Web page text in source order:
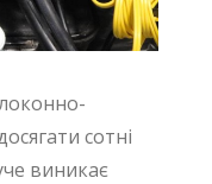
сотні
виникає